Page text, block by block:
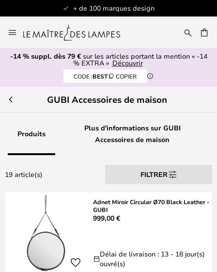
+ de 100 marques design
au
contenu
-14 % suppl. dès 79 €sur les articles portant la mention « -14
% EXTRA » Découvrir
CODE :BEST COPIER
GUBI Accessoires de maison
Produits
Plus d'informations sur GUBI
Accessoires de maison
19 article(s) FILTRER
Adnet Miroir Circular Ø70 Black Leather -
GUBI
999,00 €
Délai de livraison : 13 - 18 jour(s)
ouvré(s)